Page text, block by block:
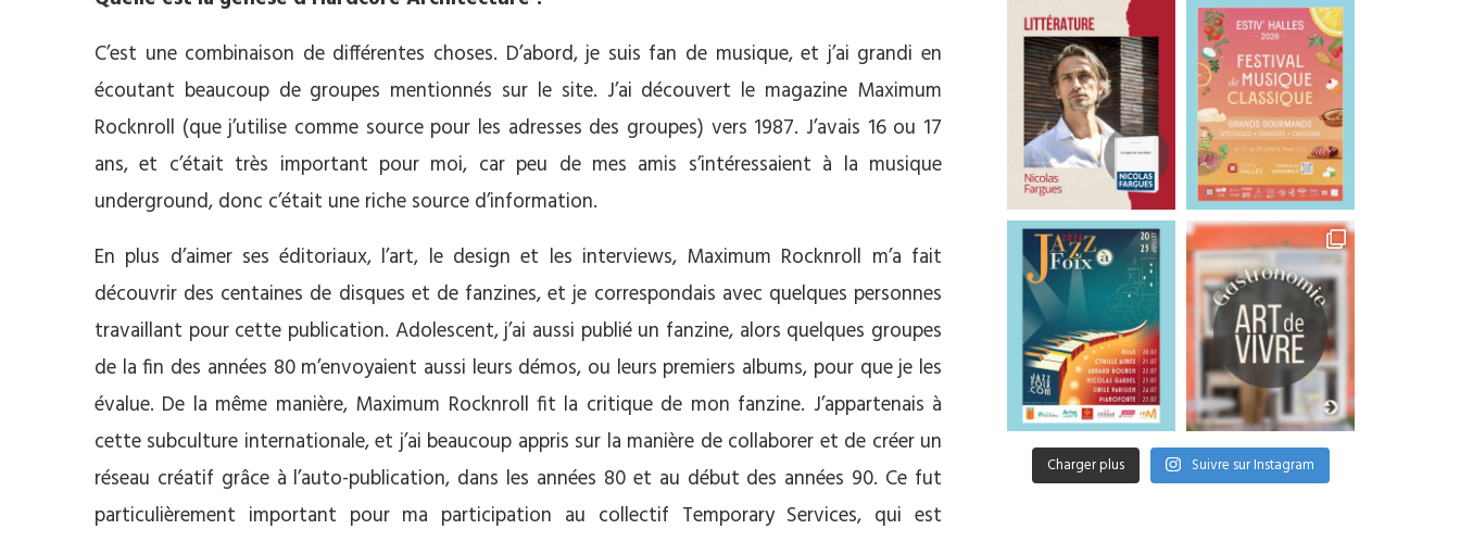
C’est une combinaison de différentes choses. D’abord, je suis fan de musique, et j’ai grandi en
écoutant beaucoup de groupes mentionnés sur le site. J’ai découvert le magazine Maximum
Rocknroll (que j’utilise comme source pour les adresses des groupes) vers 1987. J’avais 16 ou 17
ans, et c’était très important pour moi, car peu de mes amis s’intéressaient à la musique
underground, donc c’était une riche source d’information.
En plus d’aimer ses éditoriaux, l’art, le design et les interviews, Maximum Rocknroll m’a fait
découvrir des centaines de disques et de fanzines, et je correspondais avec quelques personnes
travaillant pour cette publication. Adolescent, j’ai aussi publié un fanzine, alors quelques groupes
de la fin des années 80 m’envoyaient aussi leurs démos, ou leurs premiers albums, pour que je les
évalue. De la même manière, Maximum Rocknroll fit la critique de mon fanzine. J’appartenais à
cette subculture internationale, et j’ai beaucoup appris sur la manière de collaborer et de créer un
réseau créatif grâce à l’auto-publication, dans les années 80 et au début des années 90. Ce fut
particulièrement important pour ma participation au collectif Temporary Services, qui est
Charger plus Suivre sur Instagram